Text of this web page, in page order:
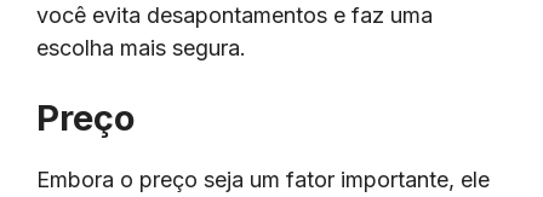
você evita desapontamentos e faz uma
escolha mais segura.
Preço
Embora o preço seja um fator importante, ele